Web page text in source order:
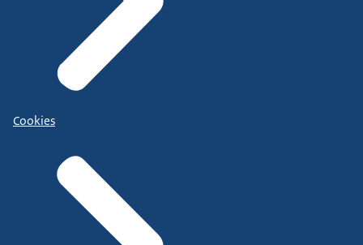
Cookies